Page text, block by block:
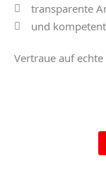
transparente
und
Vertraue auf